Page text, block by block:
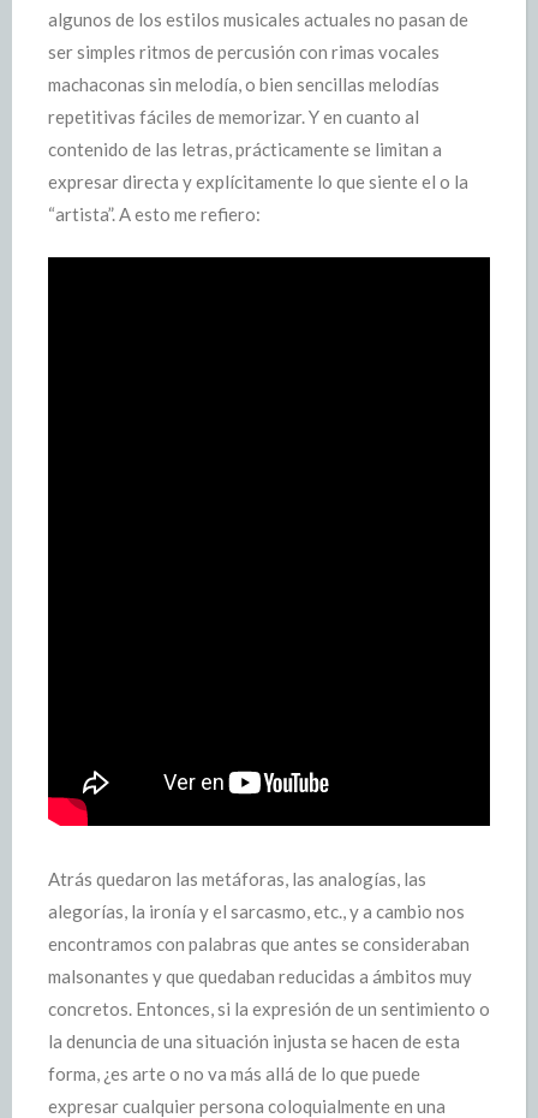
algunos de los estilos musicales actuales no pasan de
ser simples ritmos de percusión con rimas vocales
machaconas sin melodía, o bien sencillas melodías
repetitivas fáciles de memorizar. Y en cuanto al
contenido de las letras, prácticamente se limitan a
expresar directa y explícitamente lo que siente el o la
“artista”. A esto me refiero:
Atrás quedaron las metáforas, las analogías, las
alegorías, la ironía y el sarcasmo, etc., y a cambio nos
encontramos con palabras que antes se consideraban
malsonantes y que quedaban reducidas a ámbitos muy
concretos. Entonces, si la expresión de un sentimiento o
la denuncia de una situación injusta se hacen de esta
forma, ¿es arte o no va más allá de lo que puede
expresar cualquier persona coloquialmente en una